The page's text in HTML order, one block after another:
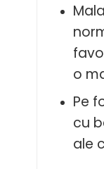
o
Pe
cu
ale